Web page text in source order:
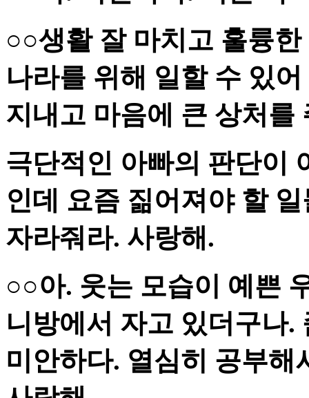
○○생활 잘 마치고 훌륭
나라를 위해 일할 수 있
지내고 마음에 큰 상처를
극단적인 아빠의 판단이
인데 요즘 짊어져야 할
자라줘라. 사랑해.
○○아. 웃는 모습이 예쁜
니방에서 자고 있더구나.
미안하다. 열심히 공부